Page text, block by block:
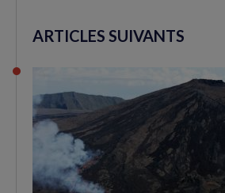
ARTICLES SUIVANTS